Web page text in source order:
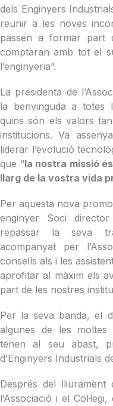
dels Enginyers
reunir a les noves
passen a formar part
comptaran amb tot el
l’enginyeria”.
La presidenta de
la benvinguda a totes
quins són els valors
institucions. Va
liderar l’evolució
que “la nostra missió
llarg de la vostra vida
Per aquesta nova
enginyer Soci
repassar la seva
acompanyat per
consells als i les
aprofitar al màxim els
part de les nostres
Per la seva banda, el
algunes de les moltes
tenen al seu abast,
d’Enginyers Industrials
Després del lliurament
l’Associació i el